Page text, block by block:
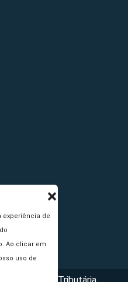
experiência de
Ao clicar em
uso de